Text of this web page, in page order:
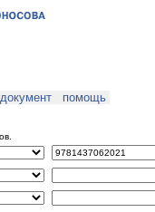
документ помощь